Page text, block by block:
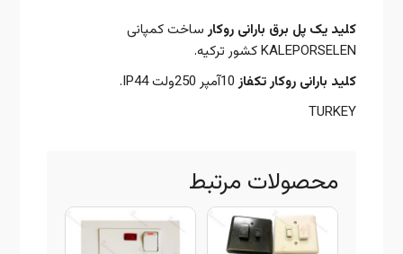
کلید یک پل برق بارانی روکار ساخت کمپانی
KALEPORSELEN کشور ترکیه.
کلید بارانی روکار تکفاز
TURKEY
محصولات مرتبط